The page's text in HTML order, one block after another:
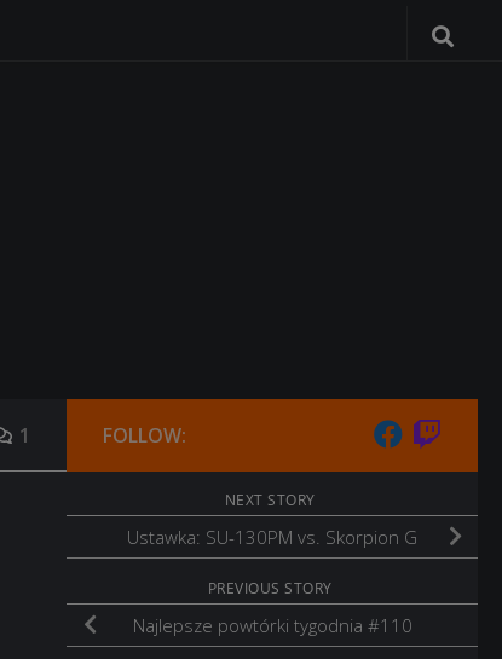
1 FOLLOW:
NEXT STORY
Ustawka: SU-130PM vs. Skorpion G
PREVIOUS STORY
Najlepsze powtórki tygodnia #110